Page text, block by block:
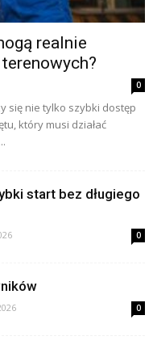
realnie
0
się nie tylko szybki dostęp
który musi działać
start bez długiego
0
0